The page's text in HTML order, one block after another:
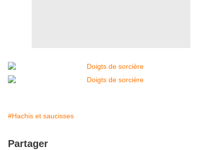
#Hachis et saucisses
Partager